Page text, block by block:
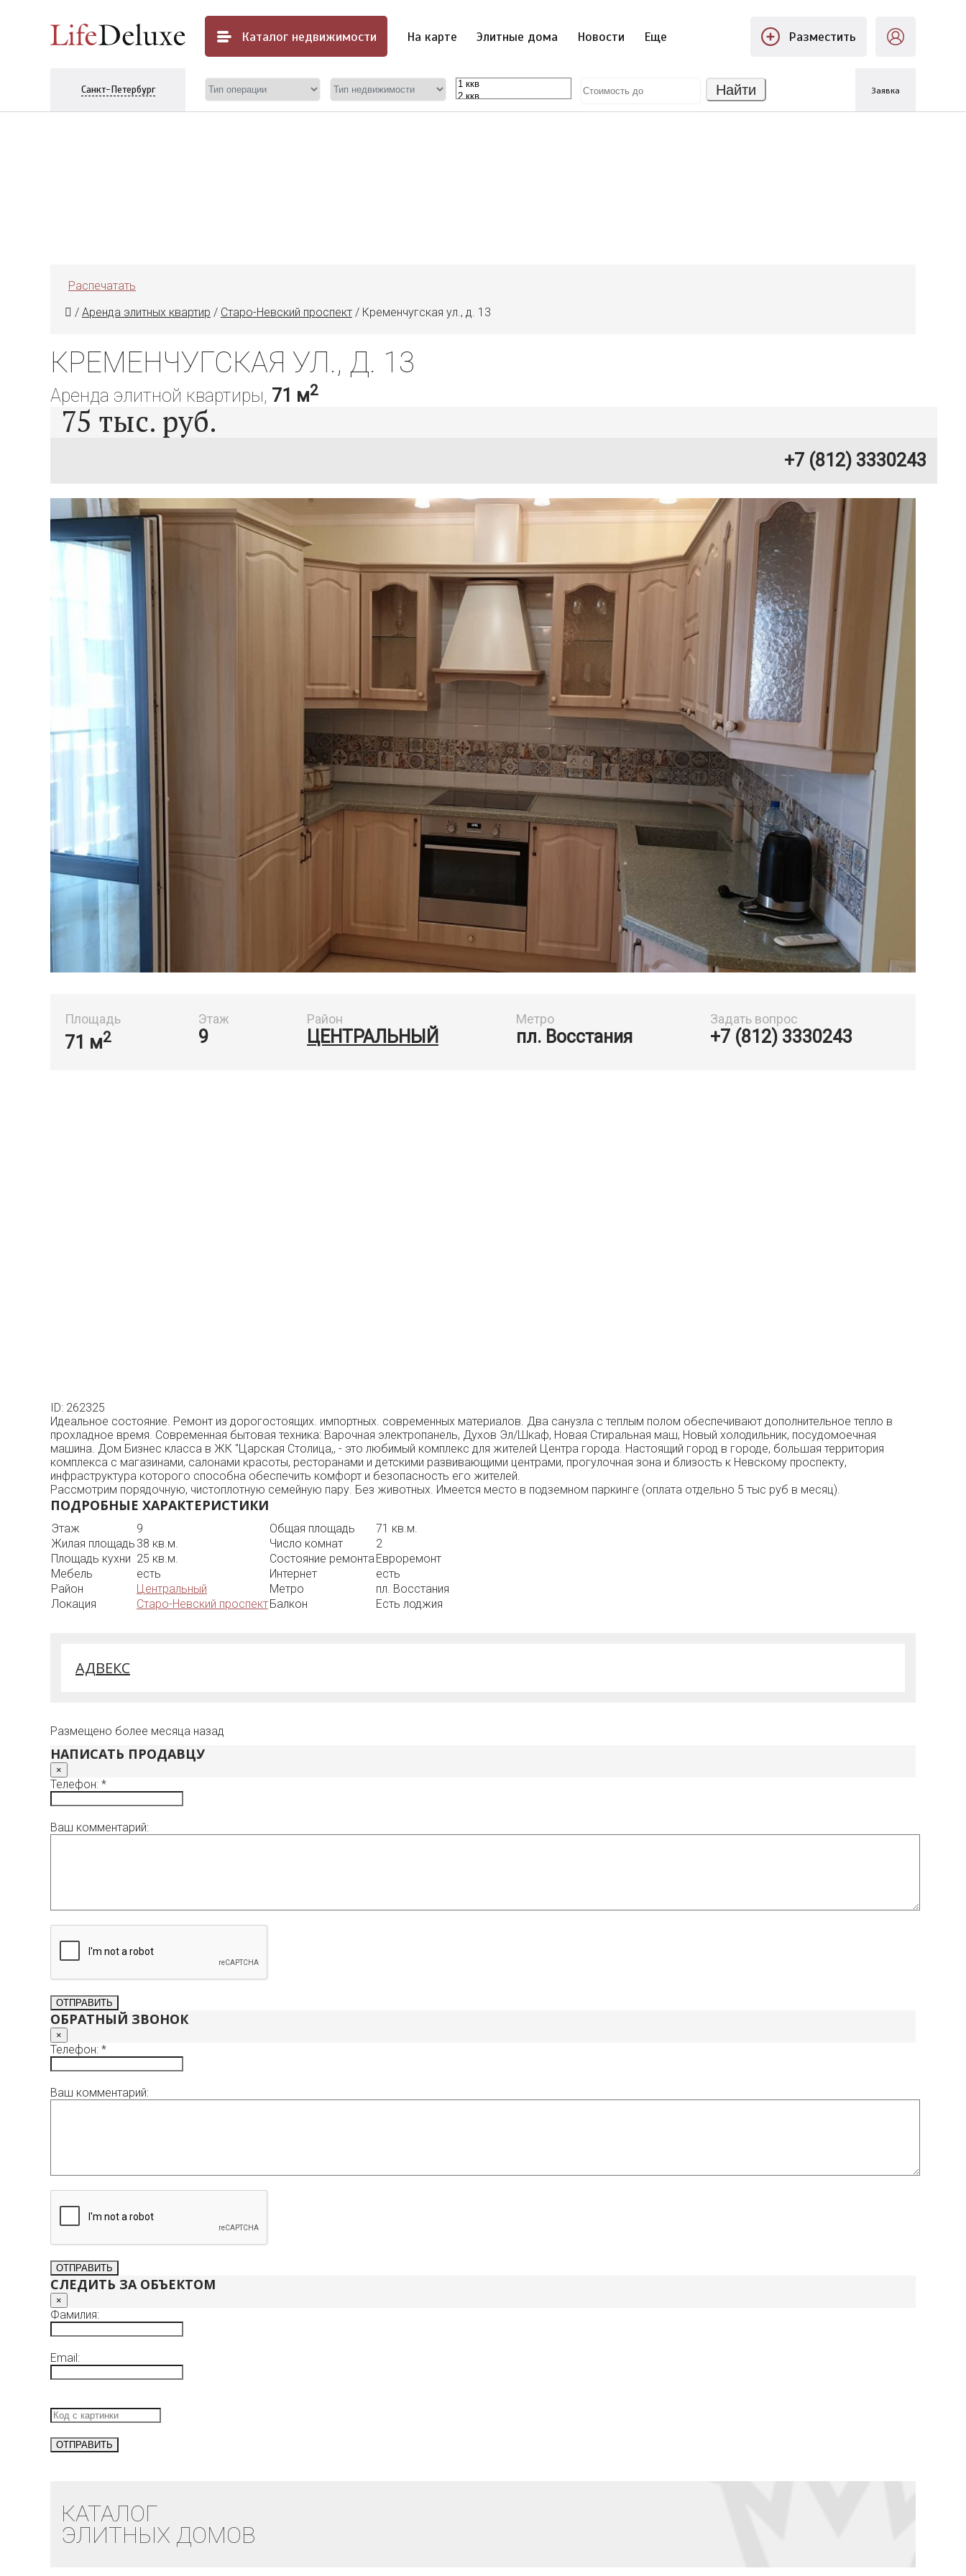
Каталог недвижимости На карте Элитные дома Новости Еще Разместить
Санкт-Петербург Найти Заявка
Распечатать
/ Аренда элитных квартир / Старо-Невский проспект / Кременчугская ул., д. 13
КРЕМЕНЧУГСКАЯ УЛ., Д. 13
Аренда элитной квартиры, 71 м2
75 тыс. руб.
+7 (812) 3330243
Площадь
71 м2
Этаж
9
Район
ЦЕНТРАЛЬНЫЙ
Метро
пл. Восстания
Задать вопрос
+7 (812) 3330243
ID: 262325
Идеальное состояние. Ремонт из дорогостоящих. импортных. современных материалов. Два санузла с теплым полом обеспечивают дополнительное тепло в
прохладное время. Современная бытовая техника: Варочная электропанель, Духов Эл/Шкаф, Новая Стиральная маш, Новый холодильник, посудомоечная
машина. Дом Бизнес класса в ЖК "Царская Столица,, - это любимый комплекс для жителей Центра города. Настоящий город в городе, большая территория
комплекса с магазинами, салонами красоты, ресторанами и детскими развивающими центрами, прогулочная зона и близость к Невскому проспекту,
инфраструктура которого способна обеспечить комфорт и безопасность его жителей.
Рассмотрим порядочную, чистоплотную семейную пару. Без животных. Имеется место в подземном паркинге (оплата отдельно 5 тыс руб в месяц).
ПОДРОБНЫЕ ХАРАКТЕРИСТИКИ
Этаж 9 Общая площадь
71 кв.м.
Жилая площадь 38 кв.м. Число комнат
2
Площадь кухни 25 кв.м. Состояние ремонта Евроремонт
Мебель
есть Интернет
есть
Район
Центральный Метро
пл. Восстания
Локация
Старо-Невский проспектБалкон Есть лоджия
АДВЕКС
Размещено более месяца назад
НАПИСАТЬ ПРОДАВЦУ
×
Телефон: *
Ваш комментарий:
ОБРАТНЫЙ ЗВОНОК
×
Телефон: *
Ваш комментарий:
СЛЕДИТЬ ЗА ОБЪЕКТОМ
×
Фамилия:
Email:
КАТАЛОГ
ЭЛИТНЫХ ДОМОВ